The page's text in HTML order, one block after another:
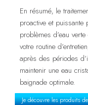
En résumé, le
proactive et
problèmes d’eau
votre routine
après des périodes
maintenir une eau
baignade optimale.
Je découvre les produits